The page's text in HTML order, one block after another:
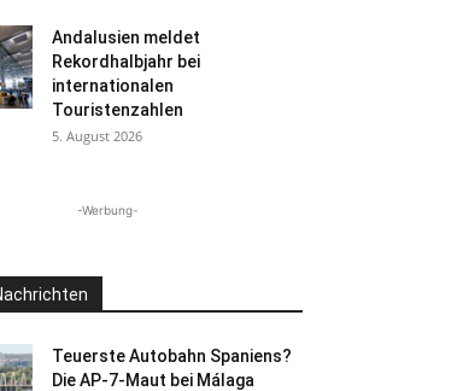
Andalusien meldet
Rekordhalbjahr bei
internationalen
Touristenzahlen
5. August 2026
-Werbung-
Teuerste Autobahn Spaniens?
Die AP-7-Maut bei Málaga